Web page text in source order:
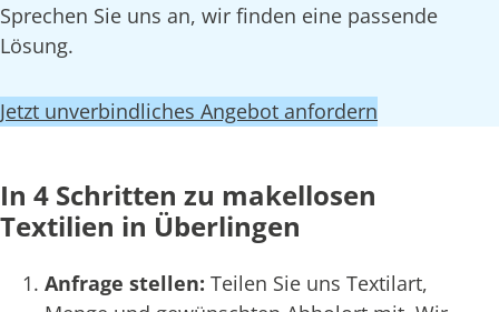
Sprechen Sie uns an, wir finden eine passende
Lösung.
Jetzt unverbindliches Angebot anfordern
In 4 Schritten zu makellosen
Textilien in Überlingen
Anfrage stellen: Teilen Sie uns Textilart,